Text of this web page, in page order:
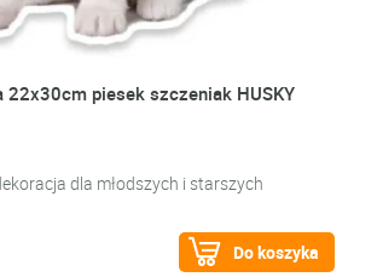
22x30cm piesek szczeniak HUSKY
dla młodszych i starszych
Do koszyka